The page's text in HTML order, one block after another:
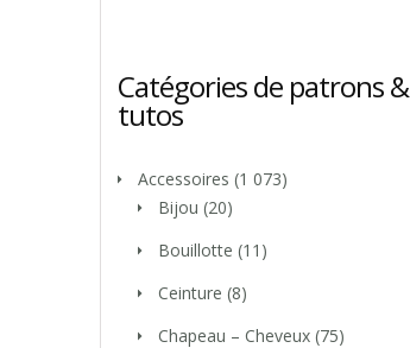
Catégories de patrons &
tutos
Accessoires (1 073)
Bijou (20)
Bouillotte (11)
Ceinture (8)
Chapeau – Cheveux (75)